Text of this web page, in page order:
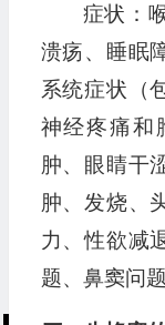
症状：
溃疡、睡眠
系统症状（
神经疼痛和
肿、眼睛干
肿、发烧、
力、性欲减
题、鼻窦问